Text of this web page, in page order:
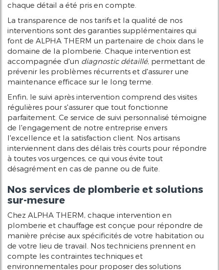
chaque détail a été pris en compte.
La transparence de nos tarifs et la qualité de nos
interventions sont des garanties supplémentaires qui
font de ALPHA THERM un partenaire de choix dans le
domaine de la plomberie. Chaque intervention est
accompagnée d'un diagnostic détaillé, permettant de
prévenir les problèmes récurrents et d'assurer une
maintenance efficace sur le long terme.
Enfin, le suivi après intervention comprend des visites
régulières pour s'assurer que tout fonctionne
parfaitement. Ce service de suivi personnalisé témoigne
de l'engagement de notre entreprise envers
l'excellence et la satisfaction client. Nos artisans
interviennent dans des délais très courts pour répondre
à toutes vos urgences, ce qui vous évite tout
désagrément en cas de panne ou de fuite.
Nos services de plomberie et solutions
sur-mesure
Chez ALPHA THERM, chaque intervention en
plomberie et chauffage est conçue pour répondre de
manière précise aux spécificités de votre habitation ou
de votre lieu de travail. Nos techniciens prennent en
compte les contraintes techniques et
environnementales pour proposer des solutions